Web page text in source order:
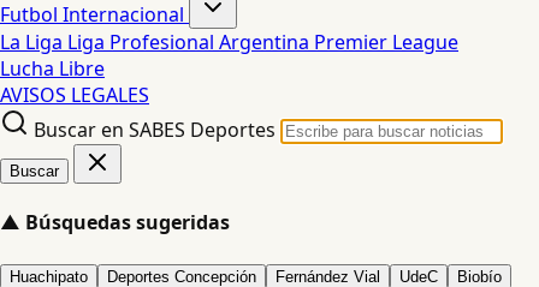
Futbol Internacional
La Liga Liga Profesional Argentina Premier League
Lucha Libre
AVISOS LEGALES
Buscar en SABES Deportes
Buscar
▲ Búsquedas sugeridas
Huachipato Deportes Concepción Fernández Vial UdeC Biobío